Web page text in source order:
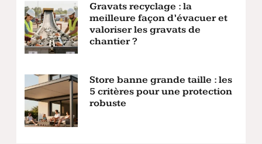
Gravats recyclage : la
meilleure façon d’évacuer et
valoriser les gravats de
chantier ?
Store banne grande taille : les
5 critères pour une protection
robuste